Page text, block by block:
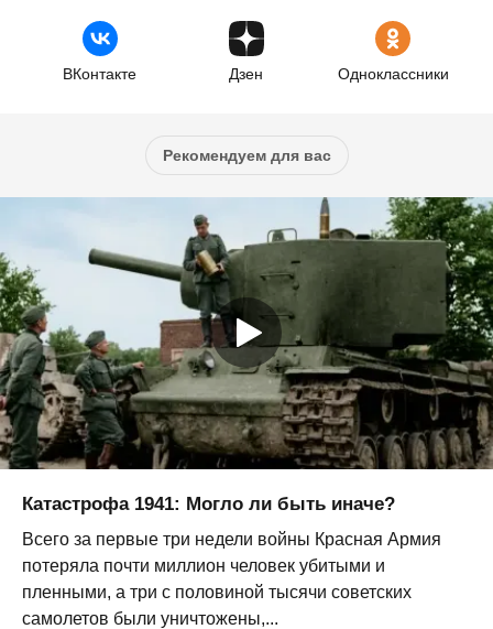
ВКонтакте Дзен Одноклассники
Рекомендуем для вас
Катастрофа 1941: Могло ли быть иначе?
Всего за первые три недели войны Красная Армия
потеряла почти миллион человек убитыми и
пленными, а три с половиной тысячи советских
самолетов были уничтожены,...